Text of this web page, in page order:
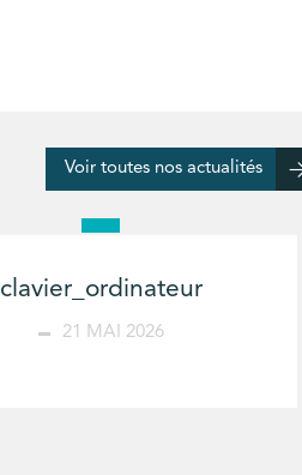
Voir toutes nos actualités
clavier_ordinateur
21 MAI 2026